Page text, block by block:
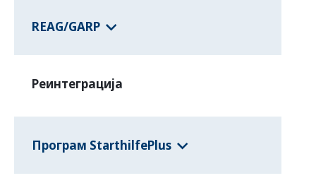
REAG/GARP
Реинтеграција
Програм StarthilfePlus